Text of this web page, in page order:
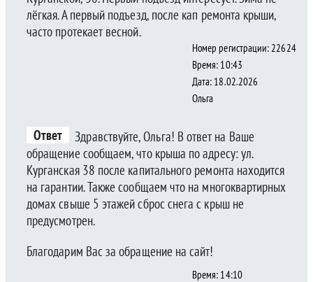
лёгкая. А первый подъезд, после кап ремонта крыши,
часто протекает весной.
Номер регистрации: 22624
Время: 10:43
Дата: 18.02.2026
Ольга
Ответ
Здравствуйте, Ольга! В ответ на Ваше
обращение сообщаем, что крыша по адресу: ул.
Курганская 38 после капитального ремонта находится
на гарантии. Также сообщаем что на многоквартирных
домах свыше 5 этажей сброс снега с крыш не
предусмотрен.
Благодарим Вас за обращение на сайт!
Время: 14:10